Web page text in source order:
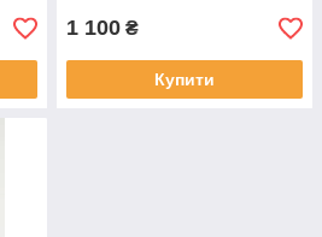
1 100 ₴
Купити